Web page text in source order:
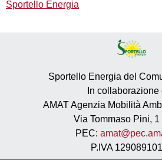
Sportello Energia
Sportello Energia del
In collaborazione
AMAT Agenzia Mobilità
Via Tommaso Pini,
PEC:
P.IVA